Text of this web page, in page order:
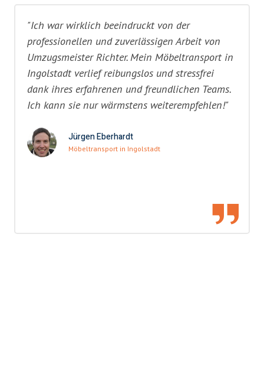
"Ich war wirklich beeindruckt von der
professionellen und zuverlässigen Arbeit von
Umzugsmeister Richter. Mein Möbeltransport in
Ingolstadt verlief reibungslos und stressfrei
dank ihres erfahrenen und freundlichen Teams.
Ich kann sie nur wärmstens weiterempfehlen!"
Jürgen Eberhardt
Möbeltransport in Ingolstadt